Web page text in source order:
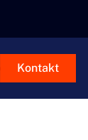
Kontakt